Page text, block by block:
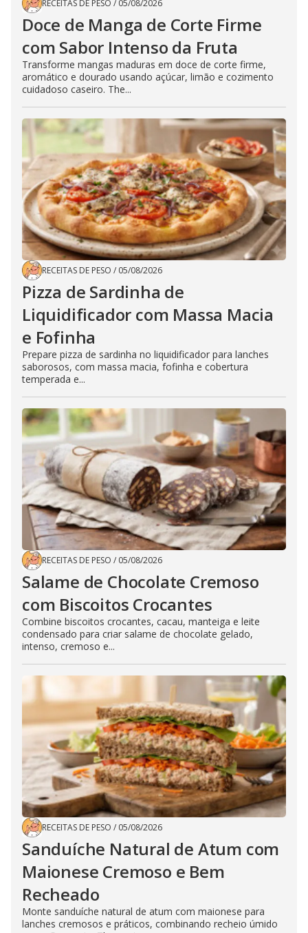
RECEITAS DE PESO / 05/08/2026
Doce de Manga de Corte Firme
com Sabor Intenso da Fruta
Transforme mangas maduras em doce de corte firme,
aromático e dourado usando açúcar, limão e cozimento
cuidadoso caseiro. The...
RECEITAS DE PESO / 05/08/2026
Pizza de Sardinha de
Liquidificador com Massa Macia
e Fofinha
Prepare pizza de sardinha no liquidificador para lanches
saborosos, com massa macia, fofinha e cobertura
temperada e...
RECEITAS DE PESO / 05/08/2026
Salame de Chocolate Cremoso
com Biscoitos Crocantes
Combine biscoitos crocantes, cacau, manteiga e leite
condensado para criar salame de chocolate gelado,
intenso, cremoso e...
RECEITAS DE PESO / 05/08/2026
Sanduíche Natural de Atum com
Maionese Cremoso e Bem
Recheado
Monte sanduíche natural de atum com maionese para
lanches cremosos e práticos, combinando recheio úmido